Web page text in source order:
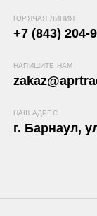
ГОРЯЧАЯ ЛИНИЯ
+7 (843) 204-
НАПИШИТЕ НАМ
НАШ АДРЕС
г. Барнаул,